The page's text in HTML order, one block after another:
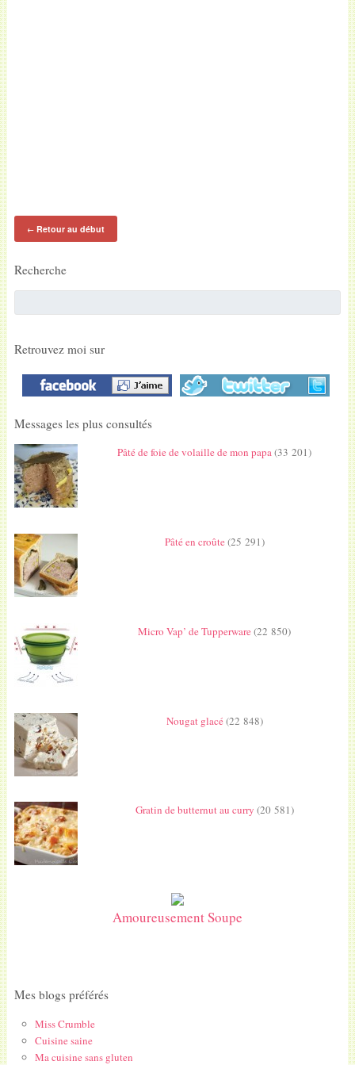
←Retour au début
Recherche
Retrouvez moi sur
Messages les plus consultés
Pâté de foie de volaille de mon papa(33 201)
Pâté en croûte(25 291)
Micro Vap’ de Tupperware(22 850)
Nougat glacé(22 848)
Gratin de butternut au curry (20 581)
Amoureusement Soupe
Mes blogs préférés
Miss Crumble
Cuisine saine
Ma cuisine sans gluten